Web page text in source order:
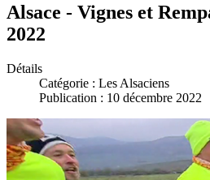
Alsace - Vignes et
2022
Détails
Catégorie : Les Alsaciens
Publication : 10 décembre 2022